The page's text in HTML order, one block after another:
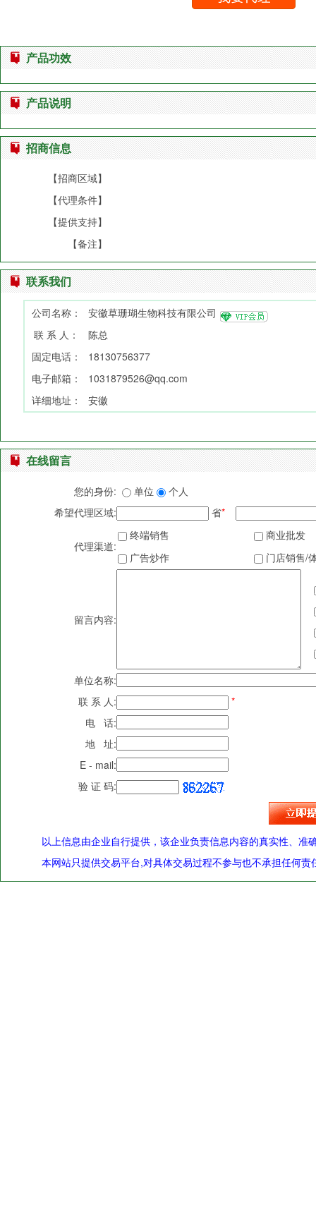
产品功效
产品说明
招商信息
【招商区域】
【代理条件】
【提供支持】
【备注】
联系我们
公司名称：
安徽草珊瑚生物科技有限公司
联 系 人：
陈总
固定电话：
18130756377
电子邮箱：
1031879526@qq.com
详细地址：
安徽
在线留言
您的身份: 单位
个人
希望代理区域:
省*
代理渠道:
终端销售
商业批发
广告炒作
门店销售/
留言内容:
单位名称:
联 系 人:
*
电 话:
地 址:
E - mail:
验 证 码:
以上信息由企业自行提供，该企业负责信息内容的真实性、准
本网站只提供交易平台,对具体交易过程不参与也不承担任何责